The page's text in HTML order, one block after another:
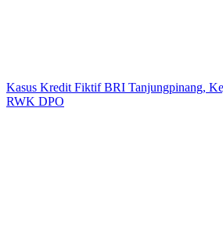
Kasus Kredit Fiktif BRI Tanjungpinang,
RWK DPO